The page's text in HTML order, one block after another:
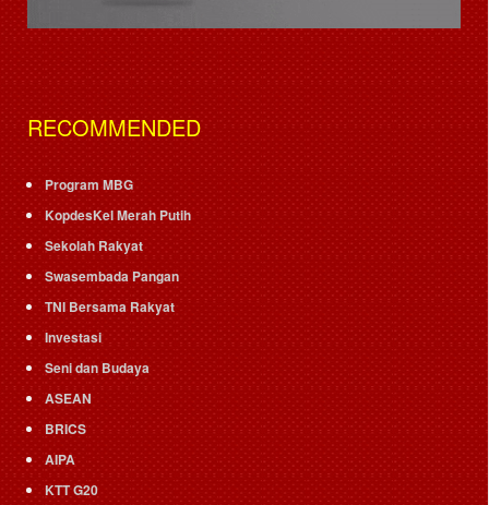
RECOMMENDED
Program MBG
KopdesKel Merah Putih
Sekolah Rakyat
Swasembada Pangan
TNI Bersama Rakyat
Investasi
Seni dan Budaya
ASEAN
BRICS
AIPA
KTT G20